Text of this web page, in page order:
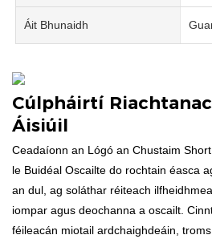
Áit Bhunaidh
Cúlpháirtí
Áisiúil
Ceadaíonn an Lógó an Chustaim
le Buidéal Oscailte do rochtain éasca
an dul, ag soláthar réiteach
iompar agus deochanna a oscailt.
féileacán miotail ardchaighdeáin,